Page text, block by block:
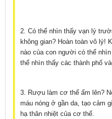
2. Có thể nhìn thấy vạn lý
không gian? Hoàn toàn vô lý!
nào của con người có thể
thể nhìn thấy các thành phố
3. Rượu làm cơ thể ấm lên?
máu nóng ở gần da, tạo cảm
hạ thân nhiệt của cơ thể.